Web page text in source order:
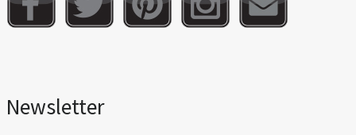
Newsletter